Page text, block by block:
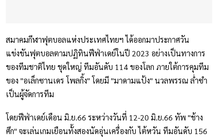
สมาคมกีฬาฟุตบอลแห่งประเทศไทยฯ ได้ออกมาประกาศวัน
แข่งขันฟุตบอลตามปฏิทินฟีฟ่าเดย์ในปี 2023 อย่างเป็นทางการ
ของทีมชาติไทย ชุดใหญ่ ทีมอันดับ 114 ของโลก ภายใต้การคุมทีม
ของ "อเล็กซานเดร โพลกิ้ง" โดยมี "มาดามแป้ง" นวลพรรณ ล่ำซำ
เป็นผู้จัดการทีม
โดยฟีฟ่าเดย์เดือน มิ.ย.66 ระหว่างวันที่ 12-20 มิ.ย.66 ทัพ "ช้าง
ศึก" จะเล่นเกมเยือนทั้งสองนัดอุ่นเครื่องกับ ไต้หวัน ทีมอันดับ 156